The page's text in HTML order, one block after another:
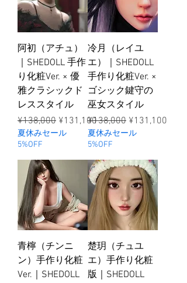
阿初（アチュ）
｜SHEDOLL 手作
り化粧Ver. × 優
雅クラシックド
レススタイル
ราคาปกติ
¥138,000 ราคาขายลด
¥131,100
夏休みセール
5%OFF
冷月（レイユ
エ）｜SHEDOLL
手作り化粧Ver. ×
ゴシック鍵守の
巫女スタイル
ราคาปกติ
¥138,000 ราคาขายลด
¥131,100
夏休みセール
5%OFF
青檸（チンニ
ン）手作り化粧
Ver.｜SHEDOLL
楚玥（チュユ
エ）手作り化粧
版｜SHEDOLL